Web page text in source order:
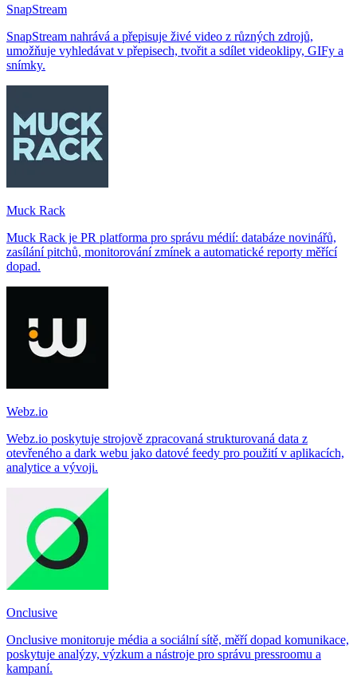
SnapStream
SnapStream nahrává a přepisuje živé video z různých zdrojů,
umožňuje vyhledávat v přepisech, tvořit a sdílet videoklipy, GIFy a
snímky.
Muck Rack
Muck Rack je PR platforma pro správu médií: databáze novinářů,
zasílání pitchů, monitorování zmínek a automatické reporty měřící
dopad.
Webz.io
Webz.io poskytuje strojově zpracovaná strukturovaná data z
otevřeného a dark webu jako datové feedy pro použití v aplikacích,
analytice a vývoji.
Onclusive
Onclusive monitoruje média a sociální sítě, měří dopad komunikace,
poskytuje analýzy, výzkum a nástroje pro správu pressroomu a
kampaní.